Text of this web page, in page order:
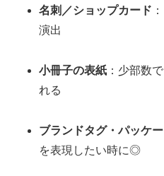
名刺／ショップカード
演出
小冊子の表紙 ：少部数
れる
ブランドタグ・パッケ
を表現したい時に◎